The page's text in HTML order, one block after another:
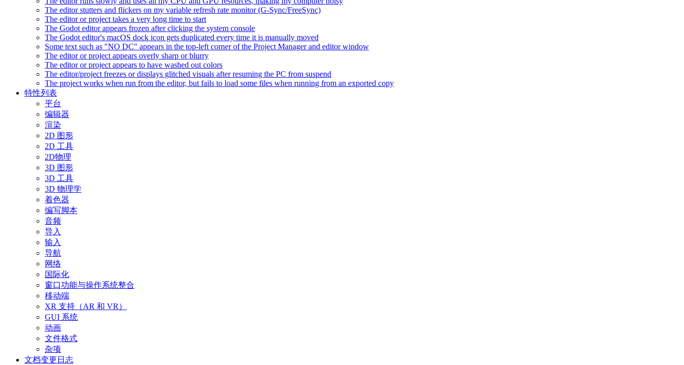
The editor stutters and flickers on my variable refresh rate monitor (G-Sync/FreeSync)
The editor or project takes a very long time to start
The Godot editor appears frozen after clicking the system console
The Godot editor's macOS dock icon gets duplicated every time it is manually moved
Some text such as "NO DC" appears in the top-left corner of the Project Manager and editor window
The editor or project appears overly sharp or blurry
The editor or project appears to have washed out colors
The editor/project freezes or displays glitched visuals after resuming the PC from suspend
The project works when run from the editor, but fails to load some files when running from an exported copy
特性列表
平台
编辑器
渲染
2D 图形
2D 工具
2D物理
3D 图形
3D 工具
3D 物理学
着色器
编写脚本
音频
导入
输入
导航
网络
国际化
窗口功能与操作系统整合
移动端
XR 支持（AR 和 VR）
GUI 系统
动画
文件格式
杂项
文档变更日志